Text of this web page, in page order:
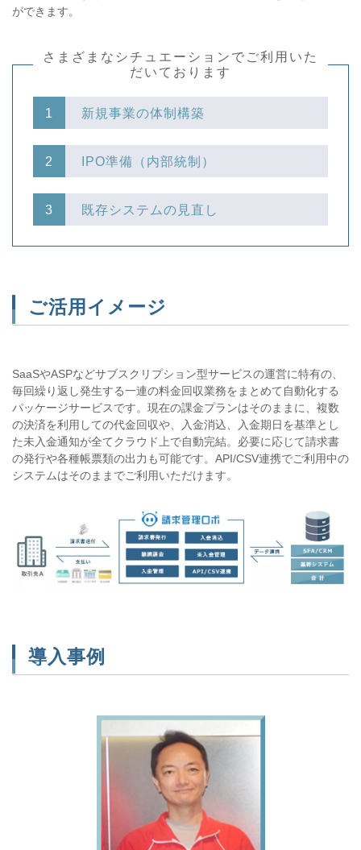
ができます。
さまざまなシチュエーションでご利用いた
だいております
新規事業の体制構築
IPO準備（内部統制）
既存システムの見直し
ご活用イメージ
SaaSやASPなどサブスクリプション型サービスの運営に特有の、
毎回繰り返し発生する一連の料金回収業務をまとめて自動化する
パッケージサービスです。現在の課金プランはそのままに、複数
の決済を利用しての代金回収や、入金消込、入金期日を基準とし
た未入金通知が全てクラウド上で自動完結。必要に応じて請求書
の発行や各種帳票類の出力も可能です。API/CSV連携でご利用中の
システムはそのままでご利用いただけます。
導入事例